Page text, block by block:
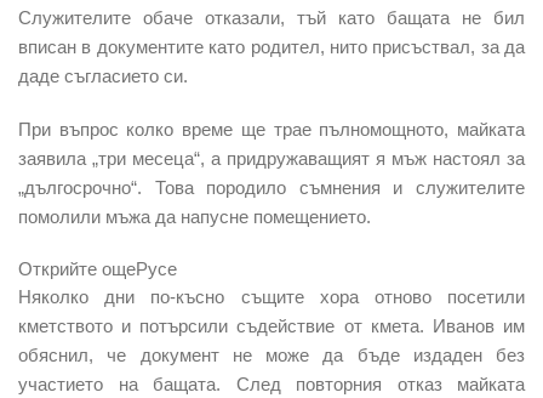
Служителите обаче отказали, тъй като бащата не бил
вписан в документите като родител, нито присъствал, за да
даде съгласието си.
При въпрос колко време ще трае пълномощното, майката
заявила „три месеца“, а придружаващият я мъж настоял за
„дългосрочно“. Това породило съмнения и служителите
помолили мъжа да напусне помещението.
Открийте ощеРусе
Няколко дни по-късно същите хора отново посетили
кметството и потърсили съдействие от кмета. Иванов им
обяснил, че документ не може да бъде издаден без
участието на бащата. След повторния отказ майката